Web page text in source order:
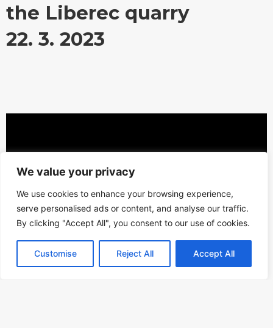
We value your privacy
We use cookies to enhance your browsing experience,
serve personalised ads or content, and analyse our traffic.
By clicking "Accept All", you consent to our use of cookies.
Customise Reject All Accept All
the Liberec quarry
22. 3. 2023